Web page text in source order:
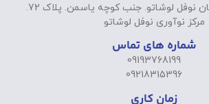
خیابان حافظ. خیابان نوفل لوشاتو. جنب کوچه یاسمن. پلاک 72.
مرکز نوآوری نوفل لوشاتو
شماره های تماس
09193768199
09218315396
زمان کاری